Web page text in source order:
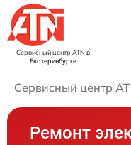
Сервисный центр ATN в
Екатеринбурге
Сервисный центр
Ремонт